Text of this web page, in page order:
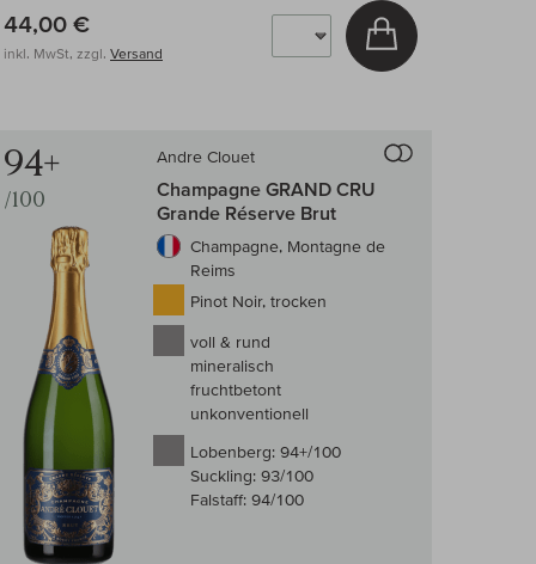
44,00 €
inkl. MwSt, zzgl. Versand
In den
94+
/100
Andre Clouet
Champagne GRAND CRU
Grande Réserve Brut
Champagne, Montagne de
Reims
Pinot Noir, trocken
voll & rund
mineralisch
fruchtbetont
unkonventionell
Lobenberg: 94+/100
Suckling: 93/100
Falstaff: 94/100